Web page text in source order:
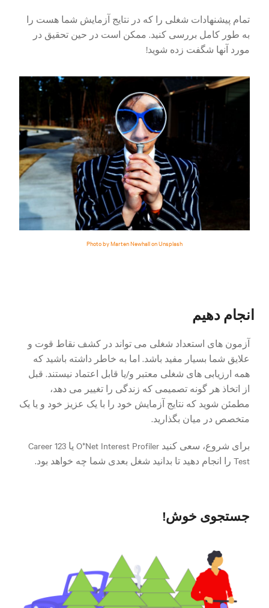
تمام پیشنهادات شغلی را که در نتایج آزمایش شما هست را
به طور کامل بررسی کنید. ممکن است در حین تحقیق در
مورد آنها شگفت زده شوید!
Photo by Marten Newhall on Unsplash
انجام دهیم
آزمون های استعداد شغلی می تواند در کشف نقاط قوت و
علایق شما بسیار مفید باشد. اما به خاطر داشته باشید که
همه ارزیابی های شغلی معتبر و/یا قابل اعتماد نیستند. قبل
از اتخاذ هر گونه تصمیمی که زندگی را تغییر می دهد،
مطمئن شوید که نتایج آزمایش خود را با یک عزیز خود و یا یک
متخصص در میان بگذارید.
برای شروع، سعی کنید O*Net Interest Profiler یا 123 Career
Test را انجام دهید تا بدانید شغل بعدی شما چه خواهد بود.
جستجوی خوش!